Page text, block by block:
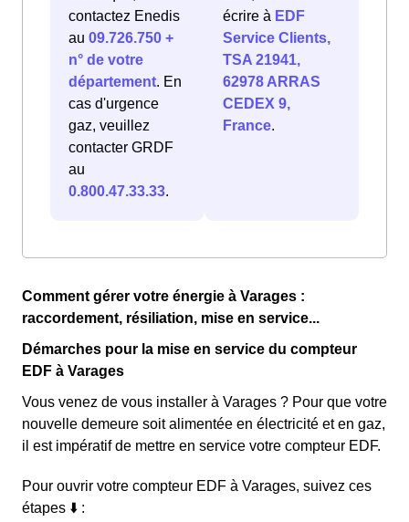
contactez Enedis
au 09.726.750 +
n° de votre
département. En
cas d'urgence
gaz, veuillez
contacter GRDF
au
0.800.47.33.33.
écrire à EDF
Service Clients,
TSA 21941,
62978 ARRAS
CEDEX 9,
France.
Comment gérer votre énergie à Varages :
raccordement, résiliation, mise en service...
Démarches pour la mise en service du compteur
EDF à Varages
Vous venez de vous installer à Varages ? Pour que votre
nouvelle demeure soit alimentée en électricité et en gaz,
il est impératif de mettre en service votre compteur EDF.
Pour ouvrir votre compteur EDF à Varages, suivez ces
étapes ⬇️ :